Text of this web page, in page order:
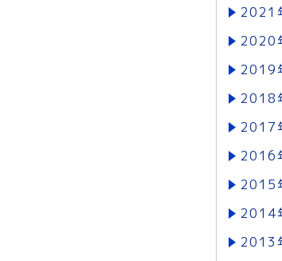
2021
2020
2019
2018
2017
2016
2015
2014
2013